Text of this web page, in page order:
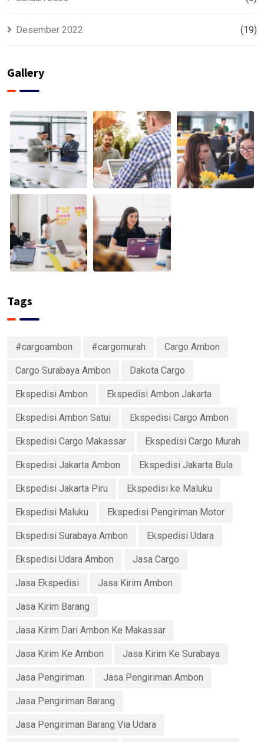
Desember 2022 (19)
Gallery
Tags
#cargoambon #cargomurah Cargo Ambon
Cargo Surabaya Ambon Dakota Cargo
Ekspedisi Ambon Ekspedisi Ambon Jakarta
Ekspedisi Ambon Satui Ekspedisi Cargo Ambon
Ekspedisi Cargo Makassar Ekspedisi Cargo Murah
Ekspedisi Jakarta Ambon Ekspedisi Jakarta Bula
Ekspedisi Jakarta Piru Ekspedisi ke Maluku
Ekspedisi Maluku Ekspedisi Pengiriman Motor
Ekspedisi Surabaya Ambon Ekspedisi Udara
Ekspedisi Udara Ambon Jasa Cargo
Jasa Ekspedisi Jasa Kirim Ambon
Jasa Kirim Barang
Jasa Kirim Dari Ambon Ke Makassar
Jasa Kirim Ke Ambon Jasa Kirim Ke Surabaya
Jasa Pengiriman Jasa Pengiriman Ambon
Jasa Pengiriman Barang
Jasa Pengiriman Barang Via Udara